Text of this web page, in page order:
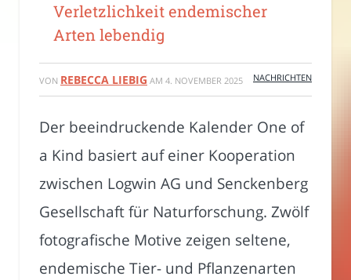
Verletzlichkeit endemischer
Arten lebendig
VON REBECCA LIEBIG AM 4. NOVEMBER 2025 NACHRICHTEN
Der beeindruckende Kalender One of
a Kind basiert auf einer Kooperation
zwischen Logwin AG und Senckenberg
Gesellschaft für Naturforschung. Zwölf
fotografische Motive zeigen seltene,
endemische Tier- und Pflanzenarten